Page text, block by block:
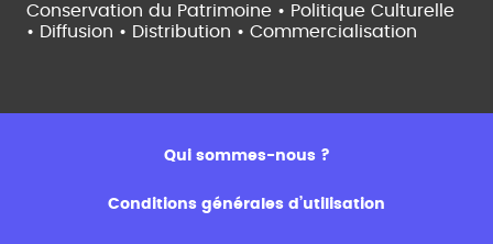
Conservation du Patrimoine • Politique Culturelle
• Diffusion • Distribution • Commercialisation
Qui sommes-nous ?
Conditions générales d’utilisation